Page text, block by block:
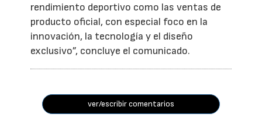
rendimiento deportivo como las ventas de
producto oficial, con especial foco en la
innovación, la tecnología y el diseño
exclusivo”, concluye el comunicado.
ver/escribir comentarios